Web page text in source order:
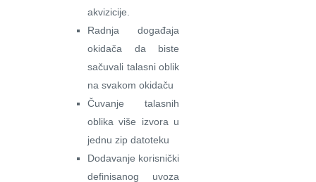
akvizicije.
Radnja događaja
okidača da biste
sačuvali talasni oblik
na svakom okidaču
Čuvanje talasnih
oblika više izvora u
jednu zip datoteku
Dodavanje korisnički
definisanog uvoza